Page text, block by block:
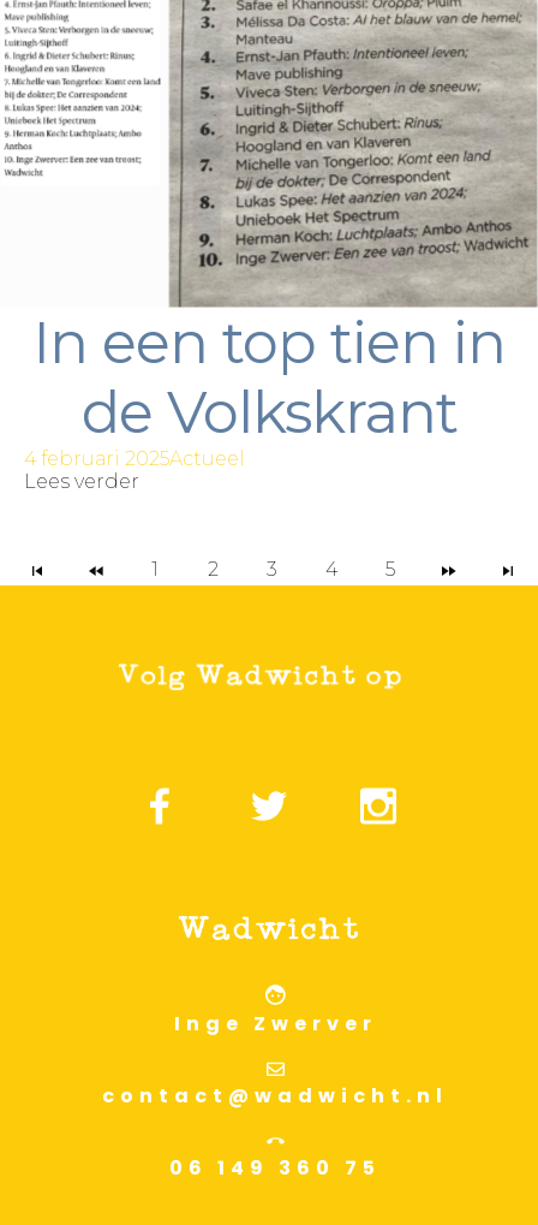
In een top tien in
de Volkskrant
4 februari 2025Actueel
Lees verder
1 2 3 4 5
Inge Zwerver
contact@wadwicht.nl
06 149 360 75